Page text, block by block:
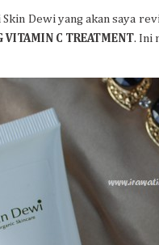
Dewi yang akan saya
VITAMIN C TREATMENT. Ini